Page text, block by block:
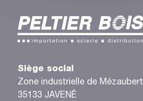
Siège social
Zone industrielle de Mézaubert
35133 JAVENÉ